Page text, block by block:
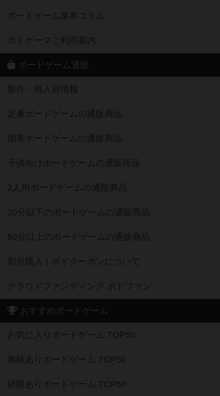
ボードゲーム業界コラム
ボドゲーマご利用案内
ボードゲーム通販
新作・再入荷情報
定番ボードゲームの通販商品
国産ボードゲームの通販商品
子供向けボードゲームの通販商品
2人用ボードゲームの通販商品
20分以下のボードゲームの通販商品
60分以上のボードゲームの通販商品
割引購入！ボドクーポンについて
クラウドファンディング ボドファン
おすすめボードゲーム
お気に入りボードゲーム TOP50
興味ありボードゲーム TOP50
経験ありボードゲーム TOP50